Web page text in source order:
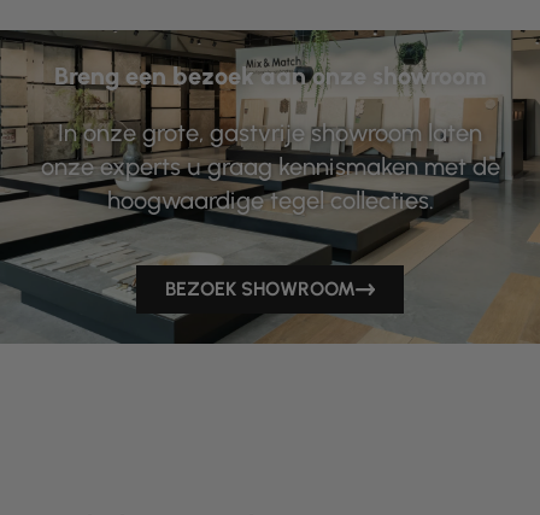
Breng een bezoek aan onze showroom
In onze grote, gastvrije showroom laten
onze experts u graag kennismaken met de
hoogwaardige tegel collecties.
BEZOEK SHOWROOM